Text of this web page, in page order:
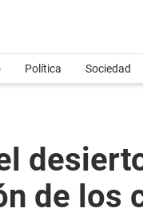
Política Sociedad
de los